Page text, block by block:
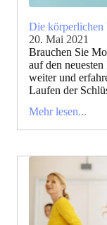
Die körperlichen
20. Mai 2021
Brauchen Sie
auf den
weiter und
Laufen der
Mehr lesen...